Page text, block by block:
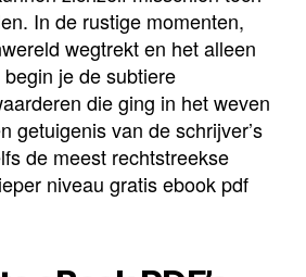
In de rustige momenten,
wegtrekt en het alleen
je de subtiere
die ging in het weven
getuigenis van de schrijver’s
de meest rechtstreekse
niveau gratis ebook pdf